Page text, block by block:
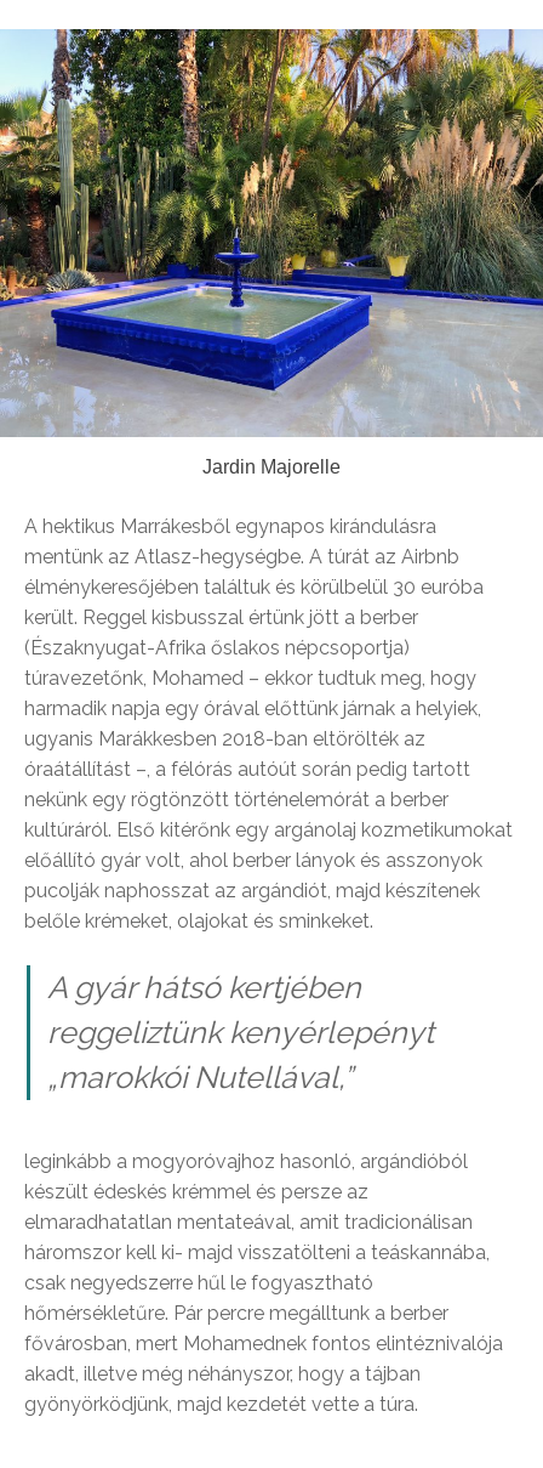
Jardin Majorelle
A hektikus Marrákesből egynapos kirándulásra
mentünk az Atlasz-hegységbe. A túrát az Airbnb
élménykeresőjében találtuk és körülbelül 30 euróba
került. Reggel kisbusszal értünk jött a berber
(Északnyugat-Afrika őslakos népcsoportja)
túravezetőnk, Mohamed – ekkor tudtuk meg, hogy
harmadik napja egy órával előttünk járnak a helyiek,
ugyanis Marákkesben 2018-ban eltörölték az
óraátállítást –, a félórás autóút során pedig tartott
nekünk egy rögtönzött történelemórát a berber
kultúráról. Első kitérőnk egy argánolaj kozmetikumokat
előállító gyár volt, ahol berber lányok és asszonyok
pucolják naphosszat az argándiót, majd készítenek
belőle krémeket, olajokat és sminkeket.
A gyár hátsó kertjében
reggeliztünk kenyérlepényt
„marokkói Nutellával,”
leginkább a mogyoróvajhoz hasonló, argándióból
készült édeskés krémmel és persze az
elmaradhatatlan mentateával, amit tradicionálisan
háromszor kell ki- majd visszatölteni a teáskannába,
csak negyedszerre hűl le fogyasztható
hőmérsékletűre. Pár percre megálltunk a berber
fővárosban, mert Mohamednek fontos elintéznivalója
akadt, illetve még néhányszor, hogy a tájban
gyönyörködjünk, majd kezdetét vette a túra.